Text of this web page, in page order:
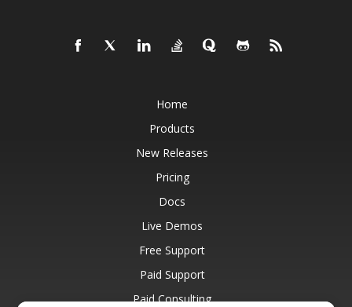
Home
Products
New Releases
Pricing
Docs
Live Demos
Free Support
Paid Support
Paid Consulting